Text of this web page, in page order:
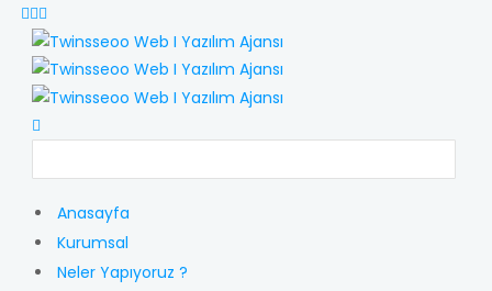
Anasayfa
Kurumsal
Neler Yapıyoruz ?